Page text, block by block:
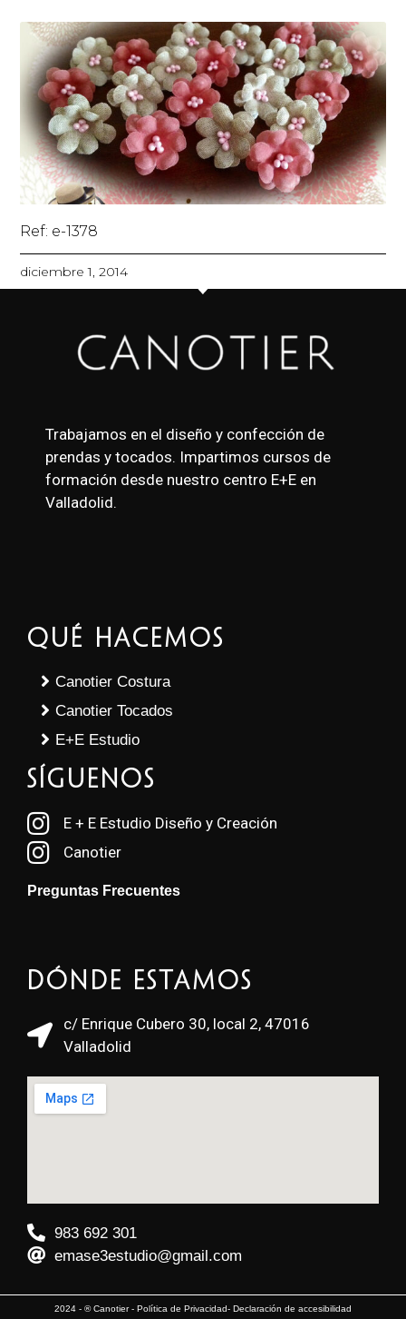
Ref: e-1378
diciembre 1, 2014
Trabajamos en el diseño y confección de
prendas y tocados. Impartimos cursos de
formación desde nuestro centro E+E en
Valladolid.
Qué Hacemos
Canotier Costura
Canotier Tocados
E+E Estudio
SÍGUENOS
E + E Estudio Diseño y Creación
Canotier
Preguntas Frecuentes
Dónde estamos
c/ Enrique Cubero 30, local 2, 47016
Valladolid
983 692 301
emase3estudio@gmail.com
2024 - ® Canotier - Política de Privacidad- Declaración de accesibilidad